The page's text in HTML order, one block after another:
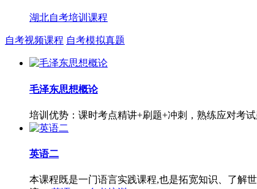
湖北自考培训课程
自考视频课程 自考模拟真题
毛泽东思想概论
培训优势：课时考点精讲+刷题+冲刺，熟练应对考
英语二
本课程既是一门语言实践课程,也是拓宽知识、了解